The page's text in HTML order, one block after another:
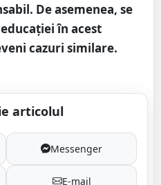
De asemenea, se
în acest
cazuri similare.
articolul
Messenger
E-mail